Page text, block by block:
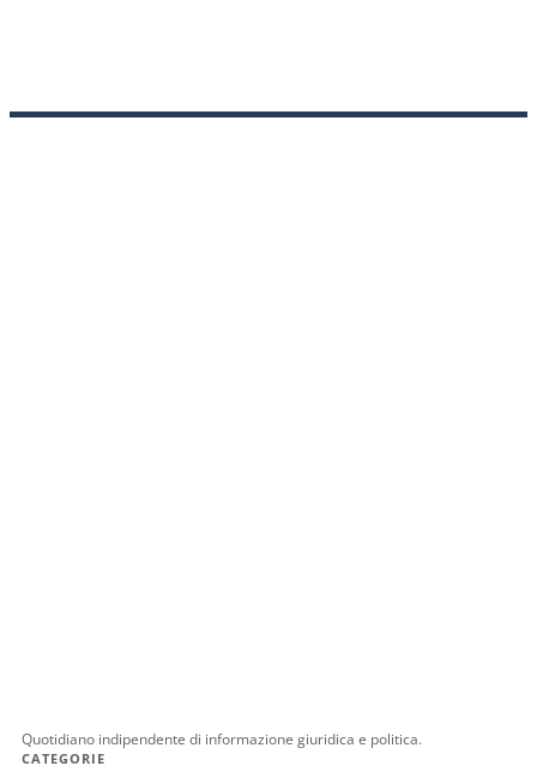
Quotidiano indipendente di informazione giuridica e politica.
CATEGORIE